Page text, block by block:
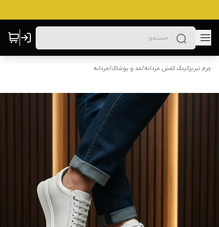
چرم تبریزکینگ کفش مردانه/مد و پوشاک/مردانه